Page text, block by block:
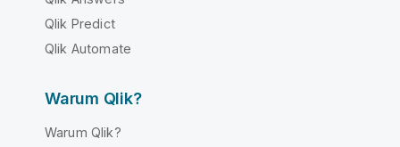
Qlik Predict
Qlik Automate
Warum Qlik?
Warum Qlik?